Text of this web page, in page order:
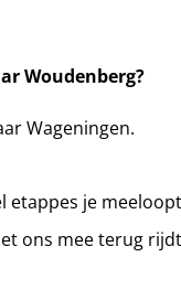
Woudenberg?
Wageningen.
etappes je
ons mee terug